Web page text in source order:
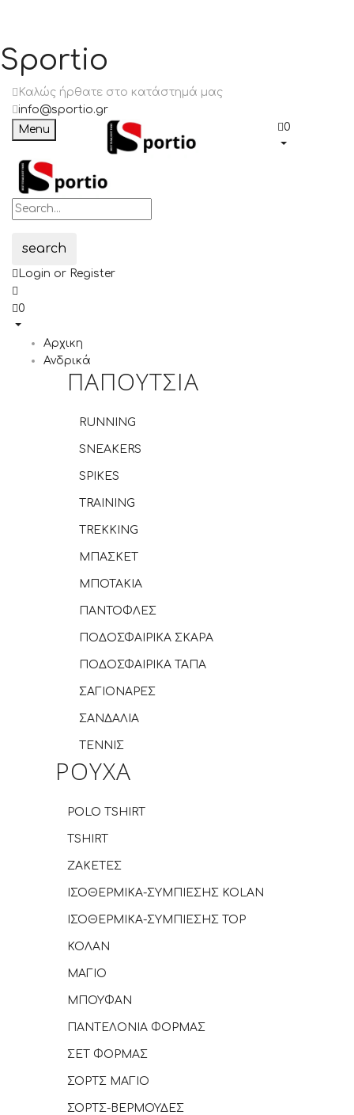
Sportio
Καλώς ήρθατε στο κατάστημά μας
info@sportio.gr
Menu
0
search
Login or Register
0
Αρχικη
Ανδρικά
ΠΑΠΟΥΤΣΙΑ
RUNNING
SNEAKERS
SPIKES
TRAINING
TREKKING
ΜΠΑΣΚΕΤ
ΜΠΟΤΑΚΙΑ
ΠΑΝΤΟΦΛΕΣ
ΠΟΔΟΣΦΑΙΡΙΚΑ ΣΚΑΡΑ
ΠΟΔΟΣΦΑΙΡΙΚΑ ΤΑΠΑ
ΣΑΓΙΟΝΑΡΕΣ
ΣΑΝΔΑΛΙΑ
ΤΕΝΝΙΣ
ΡΟΥΧΑ
POLO TSHIRT
TSHIRT
ΖΑΚΕΤΕΣ
ΙΣΟΘΕΡΜΙΚΑ-ΣΥΜΠΙΕΣΗΣ KOLAN
ΙΣΟΘΕΡΜΙΚΑ-ΣΥΜΠΙΕΣΗΣ TOP
ΚΟΛΑΝ
ΜΑΓΙΟ
ΜΠΟΥΦΑΝ
ΠΑΝΤΕΛΟΝΙΑ ΦΟΡΜΑΣ
ΣΕΤ ΦΟΡΜΑΣ
ΣΟΡΤΣ ΜΑΓΙΟ
ΣΟΡΤΣ-ΒΕΡΜΟΥΔΕΣ